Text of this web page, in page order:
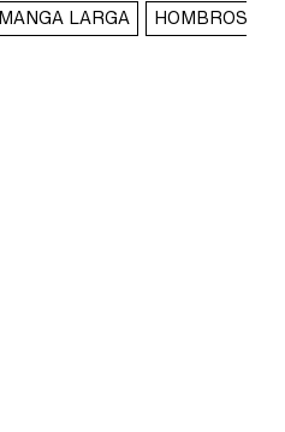
MANGA LARGA HOMBROS